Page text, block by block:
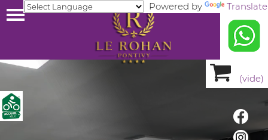
Powered by Translate
(vide)